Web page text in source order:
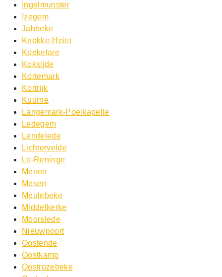
Ingelmunster
Izegem
Jabbeke
Knokke-Heist
Koekelare
Koksijde
Kortemark
Kortrijk
Kuurne
Langemark-Poelkapelle
Ledegem
Lendelede
Lichtervelde
Lo-Reninge
Menen
Mesen
Meulebeke
Middelkerke
Moorslede
Nieuwpoort
Oostende
Oostkamp
Oostrozebeke